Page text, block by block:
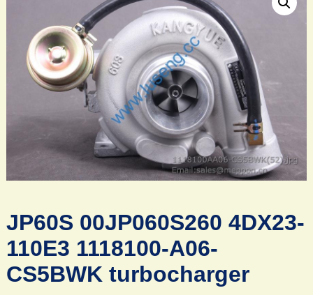
JP60S 00JP060S260 4DX23-
110E3 1118100-A06-
CS5BWK turbocharger